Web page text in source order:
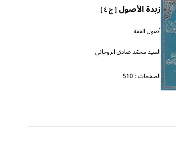
زبدة الأصول[ ج ٤ ]
أصول الفقه
السيد محمّد صادق الروحاني
الصفحات : 510